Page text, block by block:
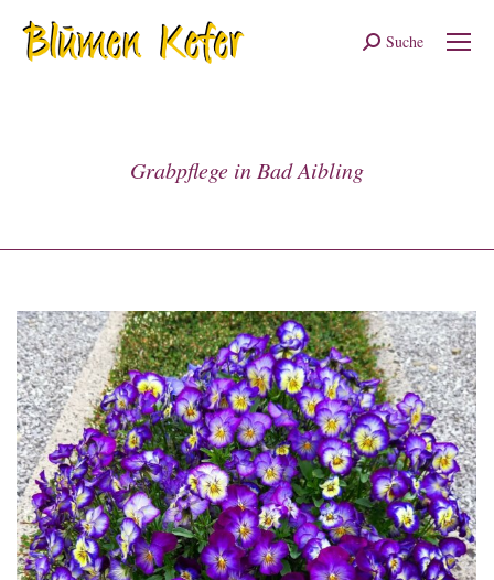
Search:
Suche
Grabpflege in Bad Aibling